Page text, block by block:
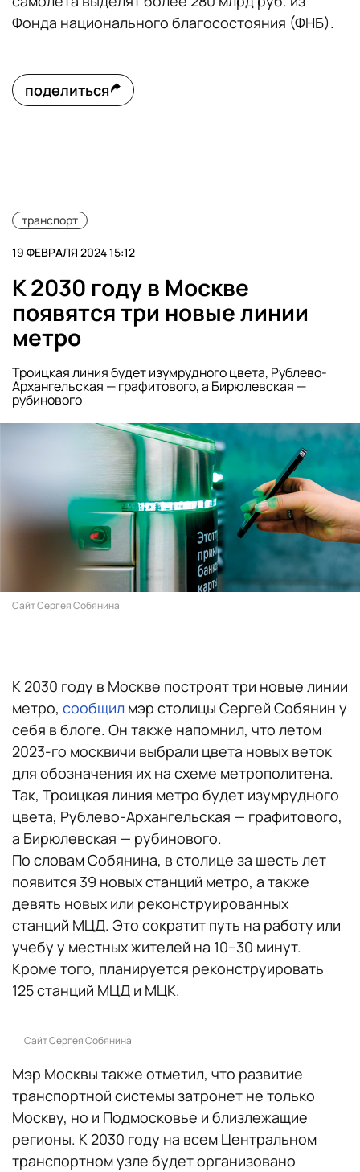
Фонда национального благосостояния (ФНБ).
поделиться
транспорт
19 ФЕВРАЛЯ 2024 15:12
К 2030 году в Москве
появятся три новые линии
метро
Троицкая линия будет изумрудного цвета, Рублево-
Архангельская — графитового, а Бирюлевская —
рубинового
Сайт Сергея Собянина
К 2030 году в Москве построят три новые линии
метро, сообщил мэр столицы Сергей Собянин у
себя в блоге. Он также напомнил, что летом
2023-го москвичи выбрали цвета новых веток
для обозначения их на схеме метрополитена.
Так, Троицкая линия метро будет изумрудного
цвета, Рублево-Архангельская — графитового,
а Бирюлевская — рубинового.
По словам Собянина, в столице за шесть лет
появится 39 новых станций метро, а также
девять новых или реконструированных
станций МЦД. Это сократит путь на работу или
учебу у местных жителей на 10–30 минут.
Кроме того, планируется реконструировать
125 станций МЦД и МЦК.
Сайт Сергея Собянина
Мэр Москвы также отметил, что развитие
транспортной системы затронет не только
Москву, но и Подмосковье и близлежащие
регионы. К 2030 году на всем Центральном
транспортном узле будет организовано